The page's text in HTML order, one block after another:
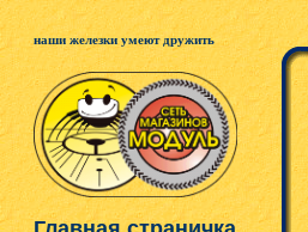
наши железки умеют дружить